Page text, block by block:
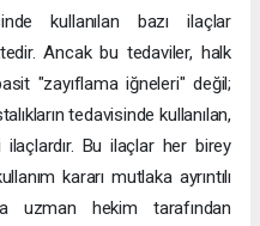
kullanılan bazı ilaçlar
Ancak bu tedaviler, halk
"zayıflama iğneleri" değil;
tedavisinde kullanılan,
Bu ilaçlar her birey
kararı mutlaka ayrıntılı
uzman hekim tarafından